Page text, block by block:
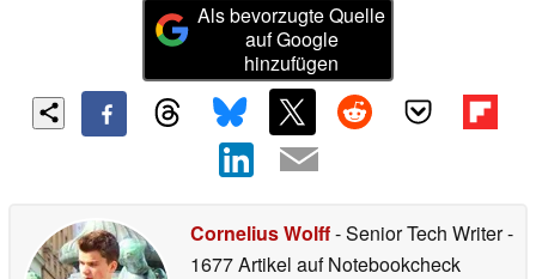
Als bevorzugte Quelle
auf Google
hinzufügen
Cornelius Wolff- Senior Tech Writer-
1677 Artikel auf Notebookcheck